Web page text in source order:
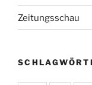
Zeitungsschau